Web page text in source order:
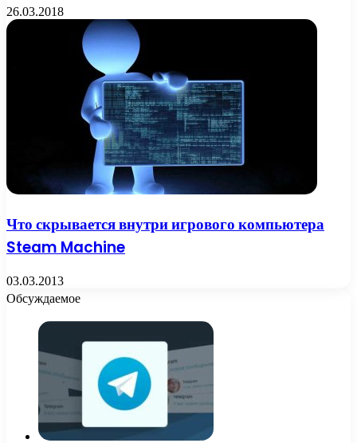
26.03.2018
Что скрывается внутри игрового компьютера
Steam Machine
03.03.2013
Обсуждаемое